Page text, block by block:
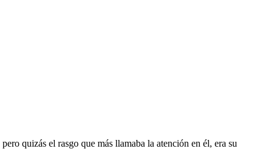
quizás el rasgo que más llamaba la atención en él, era su